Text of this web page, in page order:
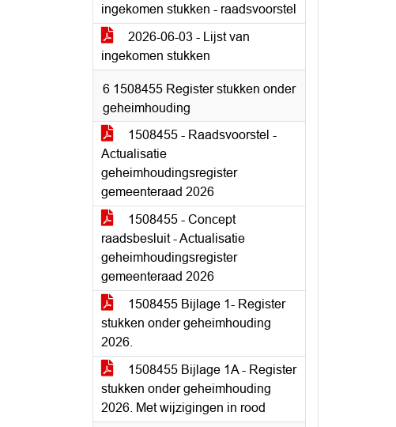
ingekomen stukken - raadsvoorstel
2026-06-03 - Lijst van
ingekomen stukken
6 1508455 Register stukken onder
geheimhouding
1508455 - Raadsvoorstel -
Actualisatie
geheimhoudingsregister
gemeenteraad 2026
1508455 - Concept
raadsbesluit - Actualisatie
geheimhoudingsregister
gemeenteraad 2026
1508455 Bijlage 1- Register
stukken onder geheimhouding
2026.
1508455 Bijlage 1A - Register
stukken onder geheimhouding
2026. Met wijzigingen in rood